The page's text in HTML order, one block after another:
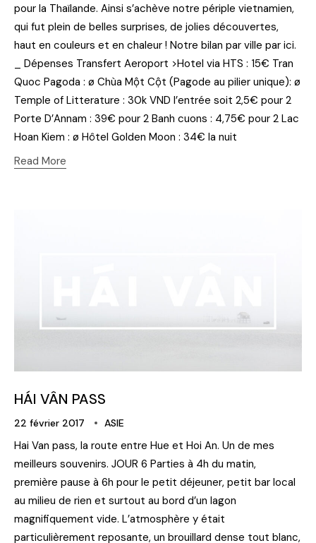
pour la Thaïlande. Ainsi s’achève notre périple vietnamien,
qui fut plein de belles surprises, de jolies découvertes,
haut en couleurs et en chaleur ! Notre bilan par ville par ici.
_ Dépenses Transfert Aeroport >Hotel via HTS : 15€ Tran
Quoc Pagoda : ø Chùa Một Cột (Pagode au pilier unique): ø
Temple of Litterature : 30k VND l’entrée soit 2,5€ pour 2
Porte D’Annam : 39€ pour 2 Banh cuons : 4,75€ pour 2 Lac
Hoan Kiem : ø Hôtel Golden Moon : 34€ la nuit
Read More
HÁI VÂN PASS
22 février 2017 ASIE
Hai Van pass, la route entre Hue et Hoi An. Un de mes
meilleurs souvenirs. JOUR 6 Parties à 4h du matin,
première pause à 6h pour le petit déjeuner, petit bar local
au milieu de rien et surtout au bord d’un lagon
magnifiquement vide. L’atmosphère y était
particulièrement reposante, un brouillard dense tout blanc,